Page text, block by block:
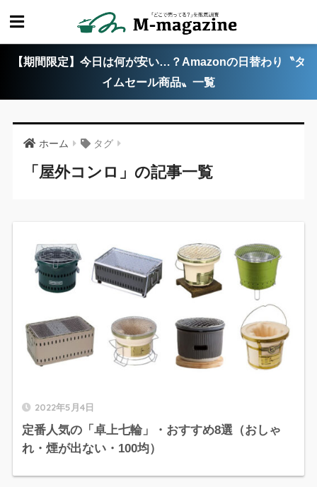
【期間限定】今日は何が安い…？Amazonの日替わり〝タ
イムセール商品〟一覧
ホーム タグ
「屋外コンロ」の記事一覧
2022年5月4日
定番人気の「卓上七輪」・おすすめ8選（おしゃ
れ・煙が出ない・100均）